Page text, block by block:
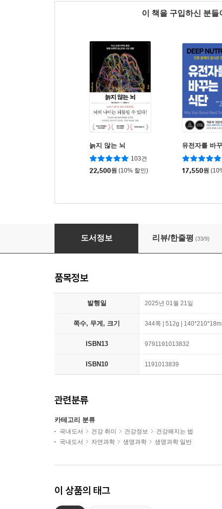
이 책을 구입하신 분
늙지 않는 뇌
103건
22,500원 (10% 할인)
유전자를 바
17,550원
이토록 위대한 장 (700만 부 기념 개정증보판)
도서정보 리뷰/한줄평 (33/9)
품목정보
발행일 2025년 01월 21일
쪽수, 무게, 크기 344쪽 | 512g |
ISBN13 9791191013832
ISBN10 1191013839
관련분류
카테고리 분류
국내도서 건강 취미 건강정보
건강해지는 법
국내도서
자연과학 생명과학 생명과학 일반
이 상품의 태그